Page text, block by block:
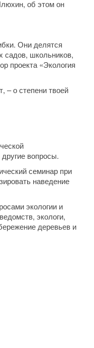
об этом он
Они делятся
садов, школьников,
проекта «Экология
– о степени твоей
вопросы.
семинар при
наведение
экологии и
экологи,
деревьев и